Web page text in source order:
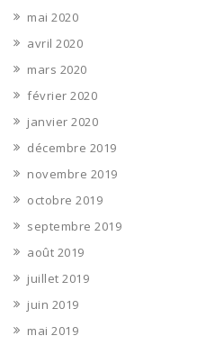
mai 2020
avril 2020
mars 2020
février 2020
janvier 2020
décembre 2019
novembre 2019
octobre 2019
septembre 2019
août 2019
juillet 2019
juin 2019
mai 2019